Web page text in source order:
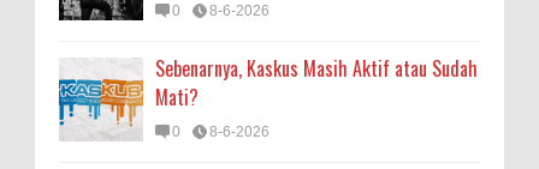
0 8-6-2026
Sebenarnya, Kaskus Masih Aktif atau Sudah
Mati?
0 8-6-2026